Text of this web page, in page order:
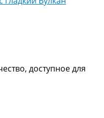
доступное для